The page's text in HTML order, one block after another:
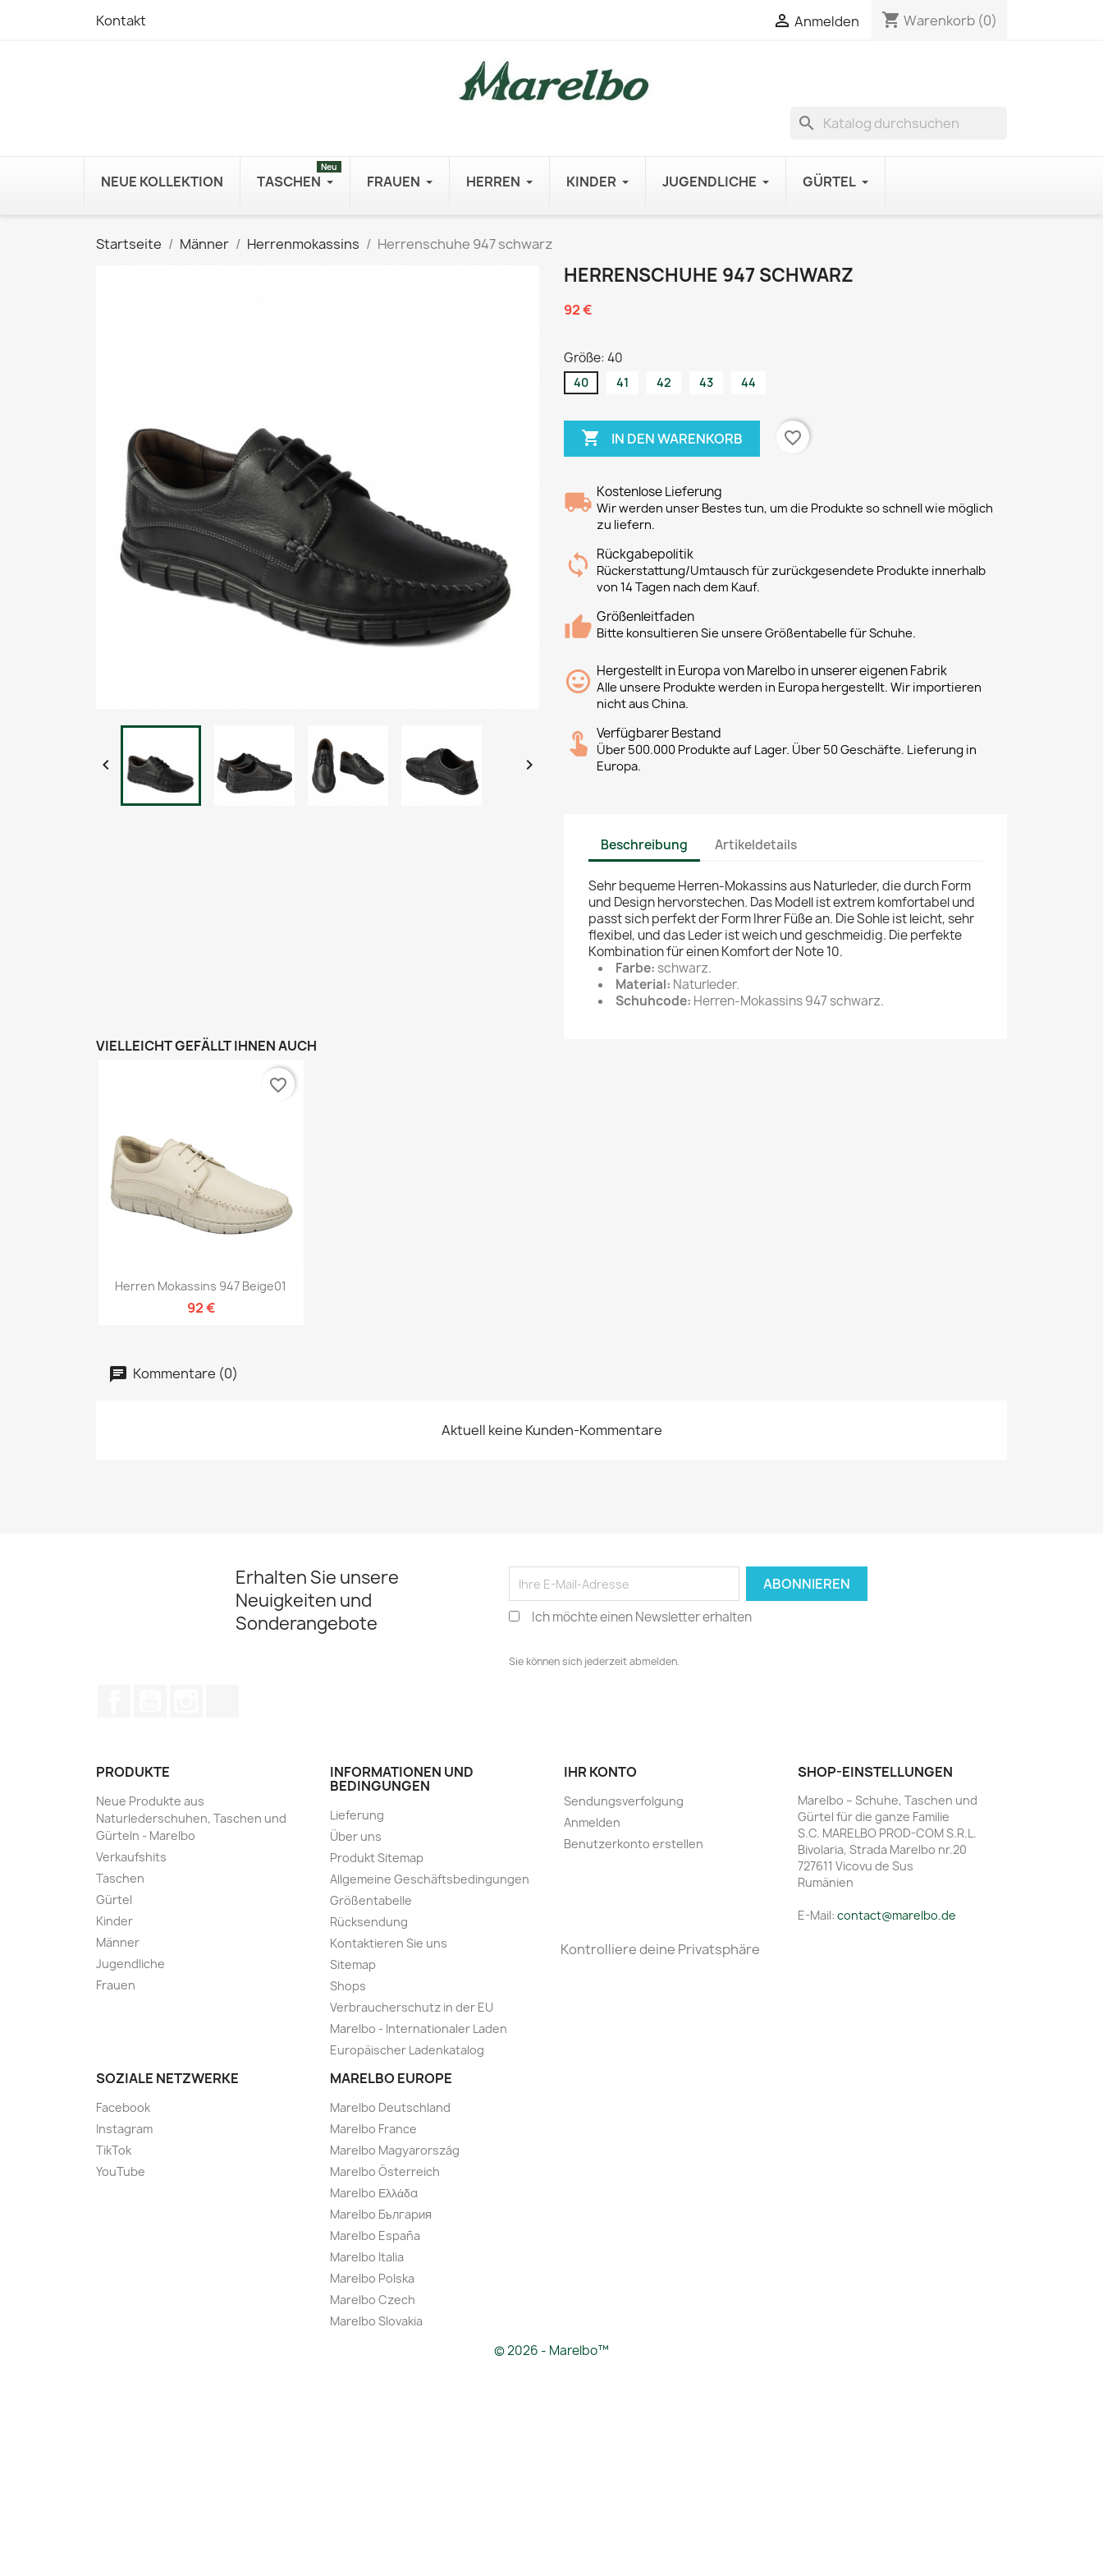
Kontakt  Anmelden shopping_cart Warenkorb (0)
search
NEUE KOLLEKTION TASCHEN
Neu
FRAUEN HERREN KINDER JUGENDLICHE GÜRTEL
Startseite Männer Herrenmokassins Herrenschuhe 947 schwarz
 
HERRENSCHUHE 947 SCHWARZ
92 €
Größe: 40
40 41 42 43 44
 IN DEN WARENKORB favorite_border
Kostenlose Lieferung
Wir werden unser Bestes tun, um die Produkte so schnell wie möglich
zu liefern.
Rückgabepolitik
Rückerstattung/Umtausch für zurückgesendete Produkte innerhalb
von 14 Tagen nach dem Kauf.
Größenleitfaden
Bitte konsultieren Sie unsere Größentabelle für Schuhe.
Hergestellt in Europa von Marelbo in unserer eigenen Fabrik
Alle unsere Produkte werden in Europa hergestellt. Wir importieren
nicht aus China.
Verfügbarer Bestand
Über 500.000 Produkte auf Lager. Über 50 Geschäfte. Lieferung in
Europa.
Beschreibung Artikeldetails
Sehr bequeme Herren-Mokassins aus Naturleder, die durch Form
und Design hervorstechen. Das Modell ist extrem komfortabel und
passt sich perfekt der Form Ihrer Füße an. Die Sohle ist leicht, sehr
flexibel, und das Leder ist weich und geschmeidig. Die perfekte
Kombination für einen Komfort der Note 10.
Farbe: schwarz.
Material: Naturleder.
Schuhcode: Herren-Mokassins 947 schwarz.
VIELLEICHT GEFÄLLT IHNEN AUCH
Vorschau
Herren Mokassins 947 Beige01
92 €
favorite_border
Kommentare (0)
Aktuell keine Kunden-Kommentare
Erhalten Sie unsere
Neuigkeiten und
Sonderangebote
Ich möchte einen Newsletter erhalten
Sie können sich jederzeit abmelden.
PRODUKTE
Neue Produkte aus
Naturlederschuhen, Taschen und
Gürteln - Marelbo
Verkaufshits
Taschen
Gürtel
Kinder
Männer
Jugendliche
Frauen
INFORMATIONEN UND
BEDINGUNGEN
Lieferung
Über uns
Produkt Sitemap
Allgemeine Geschäftsbedingungen
Größentabelle
Rücksendung
Kontaktieren Sie uns
Sitemap
Shops
Verbraucherschutz in der EU
Marelbo - Internationaler Laden
Europäischer Ladenkatalog
SOZIALE NETZWERKE
Facebook
Instagram
TikTok
YouTube
MARELBO EUROPE
Marelbo Deutschland
Marelbo France
Marelbo Magyarország
Marelbo Österreich
Marelbo Ελλάδα
Marelbo България
Marelbo España
Marelbo Italia
Marelbo Polska
Marelbo Czech
Marelbo Slovakia
IHR KONTO
Sendungsverfolgung
Anmelden
Benutzerkonto erstellen
SHOP-EINSTELLUNGEN
Marelbo – Schuhe, Taschen und
Gürtel für die ganze Familie
S.C. MARELBO PROD-COM S.R.L.
Bivolaria, Strada Marelbo nr.20
727611 Vicovu de Sus
Rumänien
E-Mail: contact@marelbo.de
Kontrolliere deine Privatsphäre
© 2026 - Marelbo™